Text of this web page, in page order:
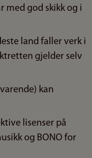
med god skikk og i
land faller verk i
gjelder selv
kan
lisenser på
og BONO for